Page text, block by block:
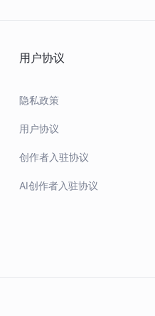
用户协议
隐私政策
用户协议
创作者入驻协议
AI创作者入驻协议